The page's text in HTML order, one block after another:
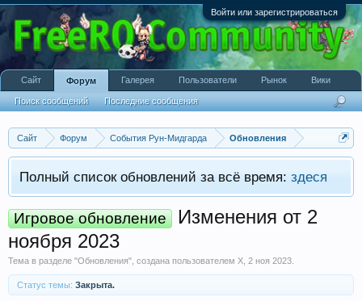
Войти или зарегистрироваться
Сайт Форум События Рун-Мидгарда Обновления
Полный список обновлений за всё время: здеся
Игровое обновление
Изменения от 2
ноября 2023
Тема в разделе "Обновления", создана пользователем X 2 ноя 2023
Статус темы: Закрыта.
Сайт Форум
Поиск сообщений Последние сообщения
Галерея Пользователи Рынок Вики